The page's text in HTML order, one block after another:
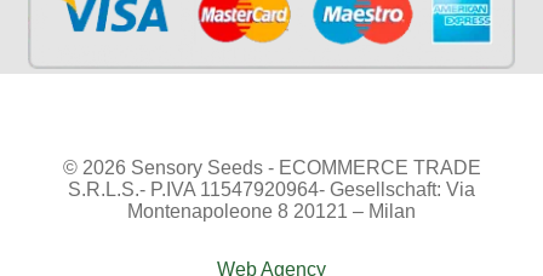
© 2026 Sensory Seeds - ECOMMERCE TRADE
S.R.L.S.- P.IVA 11547920964- Gesellschaft: Via
Montenapoleone 8 20121 – Milan
Web Agency